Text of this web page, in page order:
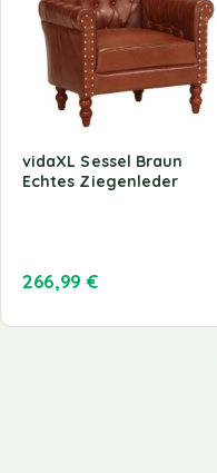
vidaXL Sessel Braun
Echtes Ziegenleder
266,99 €